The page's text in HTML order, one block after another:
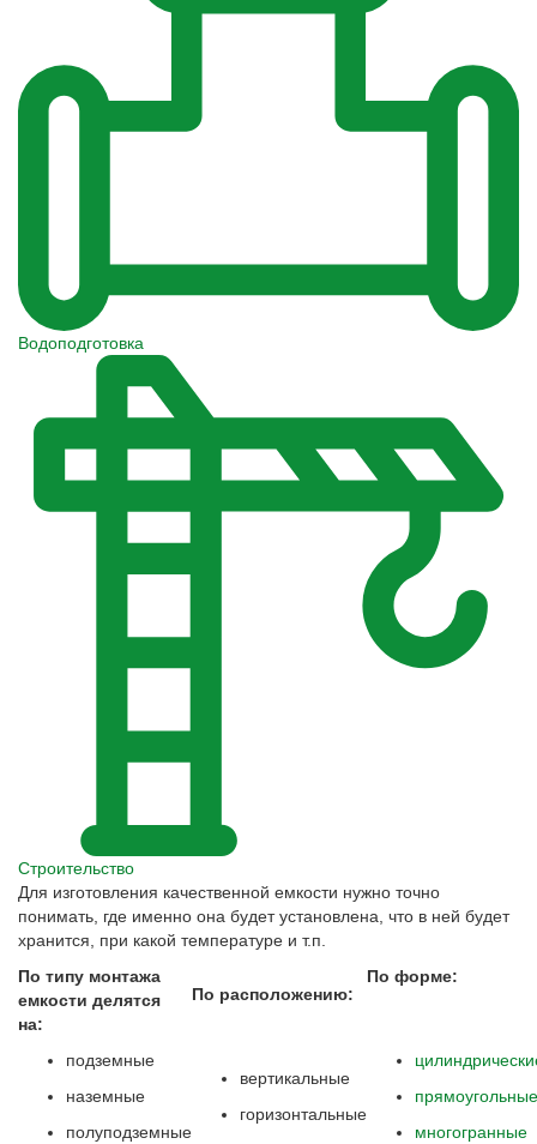
Водоподготовка
Строительство
Для изготовления качественной емкости нужно точно
понимать, где именно она будет установлена, что в ней будет
хранится, при какой температуре и т.п.
По типу монтажа
емкости делятся
на:
подземные
наземные
полуподземные
По расположению:
вертикальные
горизонтальные
По форме:
прямоугольные
многогранные